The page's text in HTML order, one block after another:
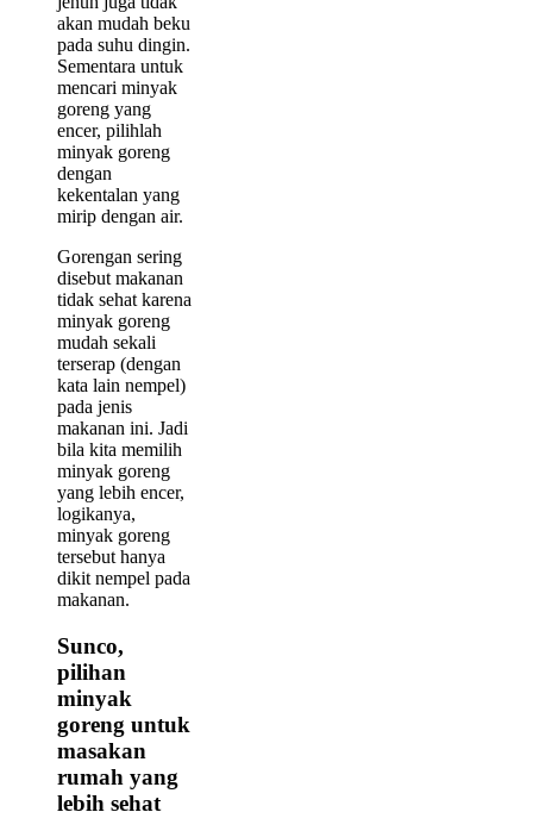
akan mudah beku
pada suhu dingin.
Sementara untuk
mencari minyak
goreng yang
encer, pilihlah
minyak goreng
dengan
kekentalan yang
mirip dengan air.
Gorengan sering
disebut makanan
tidak sehat karena
minyak goreng
mudah sekali
terserap (dengan
kata lain nempel)
pada jenis
makanan ini. Jadi
bila kita memilih
minyak goreng
yang lebih encer,
logikanya,
minyak goreng
tersebut hanya
dikit nempel pada
makanan.
Sunco,
pilihan
minyak
goreng untuk
masakan
rumah yang
lebih sehat